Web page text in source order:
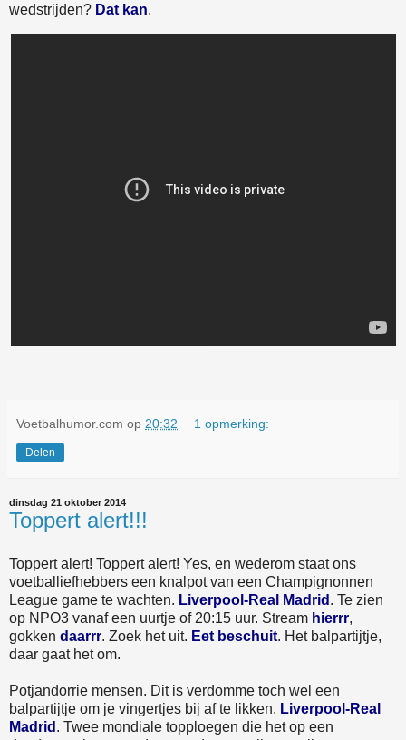
wedstrijden? Dat kan.
Voetbalhumor.com op 20:32 1 opmerking:
Delen
dinsdag 21 oktober 2014
Toppert alert!!!
Toppert alert! Toppert alert! Yes, en wederom staat ons
voetballiefhebbers een knalpot van een Champignonnen
League game te wachten. Liverpool-Real Madrid . Te zien
op NPO3 vanaf een uurtje of 20:15 uur. Stream hierrr,
gokken daarrr. Zoek het uit. Eet beschuit. Het balpartijtje,
daar gaat het om.
Potjandorrie mensen. Dit is verdomme toch wel een
balpartijtje om je vingertjes bij af te likken. Liverpool-Real
Madrid . Twee mondiale topploegen die het op een